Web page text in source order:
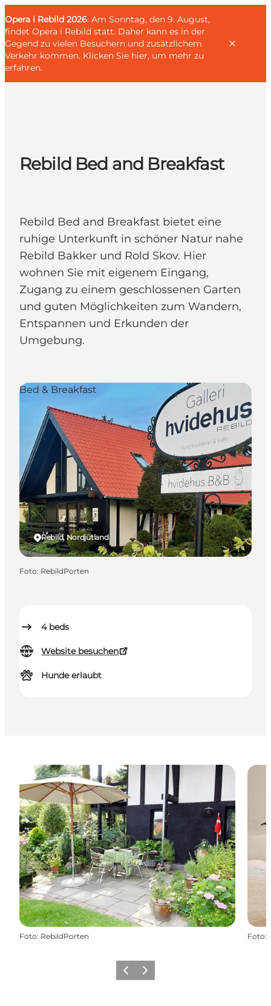
Opera i Rebild 2026: Am Sonntag, den 9. August,
findet Opera i Rebild statt. Daher kann es in der
Gegend zu vielen Besuchern und zusätzlichem
Verkehr kommen. Klicken Sie hier, um mehr zu
erfahren.
Entdecker
KARTEN
REISEPLANUNG
GästeDeutsch
Rebild Bed and Breakfast
Rebild Bed and Breakfast bietet eine
ruhige Unterkunft in schöner Natur nahe
Rebild Bakker und Rold Skov. Hier
wohnen Sie mit eigenem Eingang,
Zugang zu einem geschlossenen Garten
und guten Möglichkeiten zum Wandern,
Entspannen und Erkunden der
Umgebung.
4 beds
Website besuchen
Hunde erlaubt
Rebild, Nordjütland
Bed & Breakfast
Foto: RebildPorten
Foto: RebildPorten Foto:
Vorherige Folie
Nächste Folie